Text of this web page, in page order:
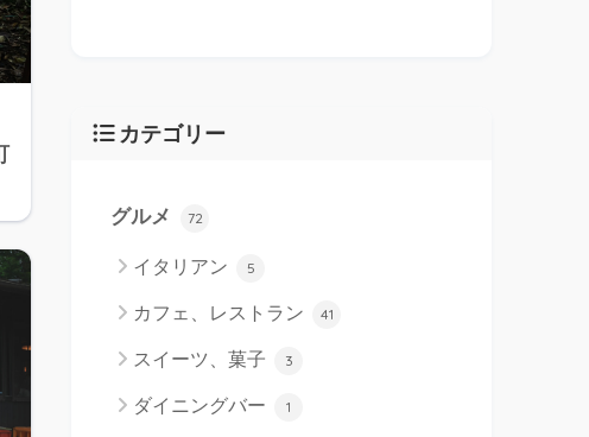
カテゴリー
グルメ 72
イタリアン 5
カフェ、レストラン 41
スイーツ、菓子 3
ダイニングバー 1